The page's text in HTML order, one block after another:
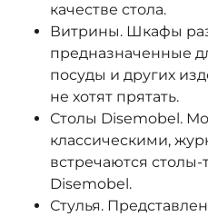
качестве стола.
Витрины. Шкафы
предназначенные
посуды и других
не хотят прятать.
Столы Disemobel.
классическими,
встречаются
Disemobel.
Стулья.